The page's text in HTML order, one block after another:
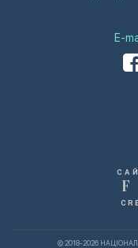
E-
F
© 2018-2026